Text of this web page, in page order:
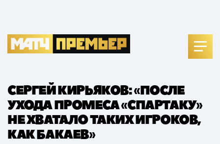
СЕРГЕЙ КИРЬЯКОВ: «ПОСЛЕ
УХОДА ПРОМЕСА «СПАРТАКУ»
НЕ ХВАТАЛО ТАКИХ ИГРОКОВ,
КАК БАКАЕВ»